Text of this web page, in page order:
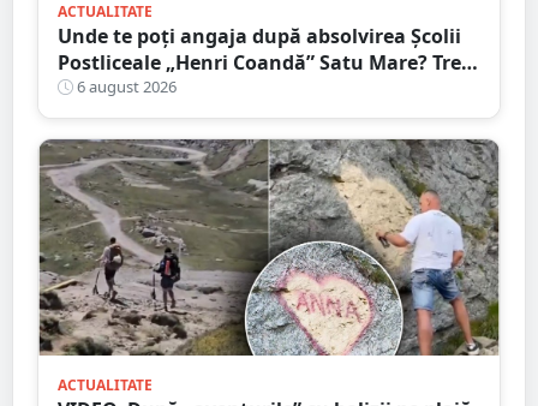
ACTUALITATE
Unde te poți angaja după absolvirea Școlii
Postliceale „Henri Coandă” Satu Mare? Trei
calificări medicale, numeroase oportunități
de carieră
6 august 2026
ACTUALITATE